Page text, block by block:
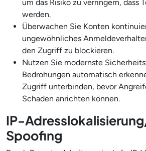
um das Risiko zu verringern, dass
werden.
Überwachen Sie Konten
ungewöhnliches
den Zugriff zu blockieren.
Nutzen Sie modernste
Bedrohungen automatisch
Zugriff unterbinden, bevor
Schaden anrichten können.
IP-
Spoofing